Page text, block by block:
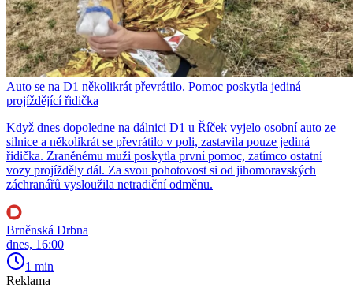
Auto se na D1 několikrát převrátilo. Pomoc poskytla jediná
projíždějící řidička
Když dnes dopoledne na dálnici D1 u Říček vyjelo osobní auto ze
silnice a několikrát se převrátilo v poli, zastavila pouze jediná
řidička. Zraněnému muži poskytla první pomoc, zatímco ostatní
vozy projížděly dál. Za svou pohotovost si od jihomoravských
záchranářů vysloužila netradiční odměnu.
Brněnská Drbna
dnes, 16:00
1 min
Reklama